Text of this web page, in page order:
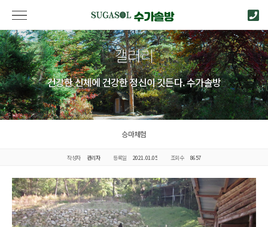
갤러리
건강한 신체에 건강한 정신이 깃든다. 수가솔방
승마체험
작성자 관리자 등록일 2021.01.05 조회수 8657